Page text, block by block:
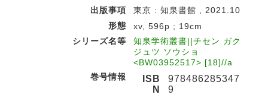
出版事項
東京 : 知泉書館 , 2021.10
形態
xv, 596p ; 19cm
シリーズ名等
知泉学術叢書||チセン ガク
ジュツ ソウショ
<BW03952517> [18]//a
巻号情報
ISB
N
978486285347
9